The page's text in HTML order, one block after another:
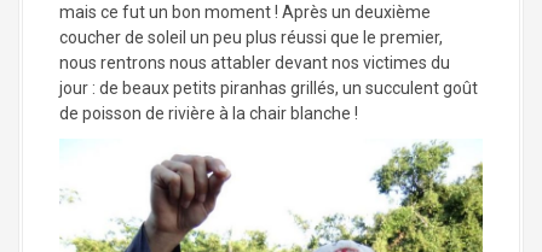
mais ce fut un bon moment ! Après un deuxième
coucher de soleil un peu plus réussi que le premier,
nous rentrons nous attabler devant nos victimes du
jour : de beaux petits piranhas grillés, un succulent goût
de poisson de rivière à la chair blanche !